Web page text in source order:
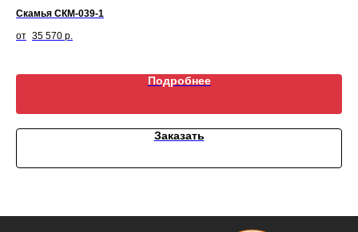
Скамья СКМ-039-1
35 570 р.
Подробнее
Заказать